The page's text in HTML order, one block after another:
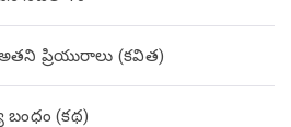
ప్రియురాలు (కవిత)
బంధం (కథ)